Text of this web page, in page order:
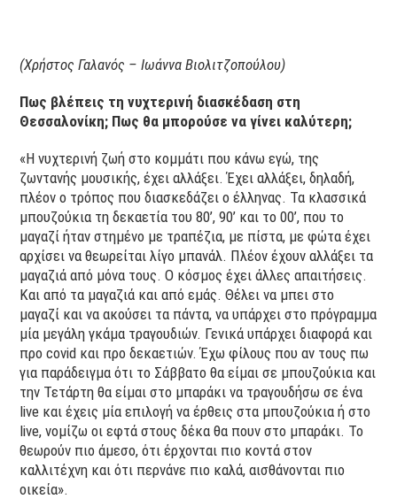
(Χρήστος Γαλανός – Ιωάννα Βιολιτζοπούλου)
Πως βλέπεις τη νυχτερινή διασκέδαση στη
Θεσσαλονίκη; Πως θα μπορούσε να γίνει καλύτερη;
«Η νυχτερινή ζωή στο κομμάτι που κάνω εγώ, της
ζωντανής μουσικής, έχει αλλάξει. Έχει αλλάξει, δηλαδή,
πλέον ο τρόπος που διασκεδάζει ο έλληνας. Τα κλασσικά
μπουζούκια τη δεκαετία του 80’, 90’ και το 00’, που το
μαγαζί ήταν στημένο με τραπέζια, με πίστα, με φώτα έχει
αρχίσει να θεωρείται λίγο μπανάλ. Πλέον έχουν αλλάξει τα
μαγαζιά από μόνα τους. Ο κόσμος έχει άλλες απαιτήσεις.
Και από τα μαγαζιά και από εμάς. Θέλει να μπει στο
μαγαζί και να ακούσει τα πάντα, να υπάρχει στο πρόγραμμα
μία μεγάλη γκάμα τραγουδιών. Γενικά υπάρχει διαφορά και
προ covid και προ δεκαετιών. Έχω φίλους που αν τους πω
για παράδειγμα ότι το Σάββατο θα είμαι σε μπουζούκια και
την Τετάρτη θα είμαι στο μπαράκι να τραγουδήσω σε ένα
live και έχεις μία επιλογή να έρθεις στα μπουζούκια ή στο
live, νομίζω οι εφτά στους δέκα θα πουν στο μπαράκι. Το
θεωρούν πιο άμεσο, ότι έρχονται πιο κοντά στον
καλλιτέχνη και ότι περνάνε πιο καλά, αισθάνονται πιο
οικεία».